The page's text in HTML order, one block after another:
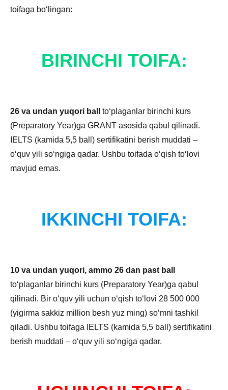
toifaga boʻlingan:
BIRINCHI TOIFA:
26 va undan yuqori ball toʻplaganlar birinchi kurs
(Preparatory Year)ga GRANT asosida qabul qilinadi.
IELTS (kamida 5,5 ball) sertifikatini berish muddati –
oʻquv yili soʻngiga qadar. Ushbu toifada oʻqish toʻlovi
mavjud emas.
IKKINCHI TOIFA:
10 va undan yuqori, ammo 26 dan past ball
toʻplaganlar birinchi kurs (Preparatory Year)ga qabul
qilinadi. Bir oʻquv yili uchun oʻqish toʻlovi 28 500 000
(yigirma sakkiz million besh yuz ming) soʻmni tashkil
qiladi. Ushbu toifaga IELTS (kamida 5,5 ball) sertifikatini
berish muddati – oʻquv yili soʻngiga qadar.